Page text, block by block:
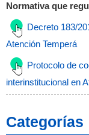
Normativa que
Decreto 183/
Atención Temperá
Protocolo de
interinstitucional en
Categorías